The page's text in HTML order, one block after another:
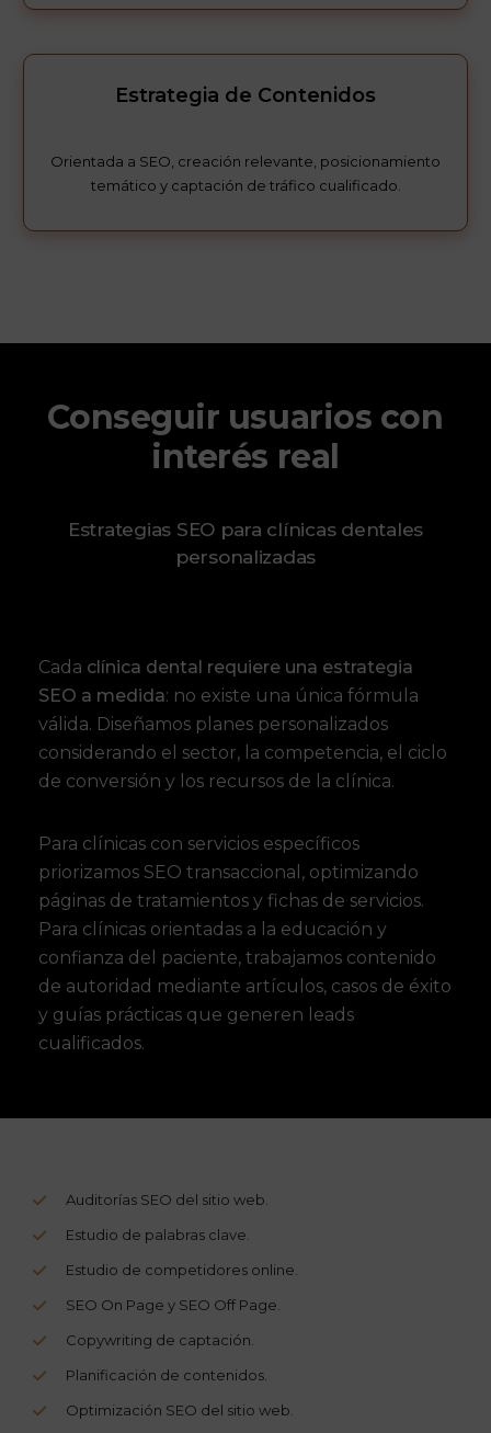
Estrategia de Contenidos
Orientada a SEO, creación relevante, posicionamiento
temático y captación de tráfico cualificado.
Conseguir usuarios con
interés real
Estrategias SEO para clínicas dentales
personalizadas
Cada clínica dental requiere una estrategia
SEO a medida: no existe una única fórmula
válida. Diseñamos planes personalizados
considerando el sector, la competencia, el ciclo
de conversión y los recursos de la clínica.
Para clínicas con servicios específicos
priorizamos SEO transaccional, optimizando
páginas de tratamientos y fichas de servicios.
Para clínicas orientadas a la educación y
confianza del paciente, trabajamos contenido
de autoridad mediante artículos, casos de éxito
y guías prácticas que generen leads
cualificados.
Auditorías SEO del sitio web.
Estudio de palabras clave.
Estudio de competidores online.
SEO On Page y SEO Off Page.
Copywriting de captación.
Planificación de contenidos.
Optimización SEO del sitio web.